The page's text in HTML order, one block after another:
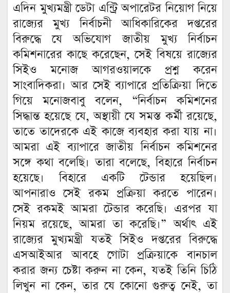
এদিন মুখ্যমন্ত্রী ডেটা এন্ট্রি অপারেটর নিয়োগ নিয়ে
রাজ্যের মুখ্য নির্বাচনী আধিকারিকের দপ্তরের
বিরুদ্ধে যে অভিযোগ জাতীয় মুখ্য নির্বাচন
কমিশনারের কাছে করেছেন, সেই বিষয়ে রাজ্যের
সিইও মনোজ আগরওয়ালকে প্রশ্ন করেন
সাংবাদিকরা। আর সেই ব্যাপারে প্রতিক্রিয়া দিতে
গিয়ে মনোজবাবু বলেন, “নির্বাচন কমিশনের
সিদ্ধান্ত হয়েছে যে, অস্থায়ী যে সমস্ত কর্মী রয়েছে,
তাতে তাদেরকে এই কাজে ব্যবহার করা যায় না।
আমরা এই ব্যাপারে জাতীয় নির্বাচন কমিশনের
সঙ্গে কথা বলেছি। তারা বলেছে, বিহারে নির্বাচন
হয়েছে। বিহারে একটি টেন্ডার হয়েছিল।
আপনারাও সেই রকম প্রক্রিয়া করতে পারেন।
সেই রকমই আমরা টেন্ডার করেছি। এরপর যা
নিয়ম রয়েছে, আমরা তা করেছি।” অর্থাৎ এই
রাজ্যের মুখ্যমন্ত্রী যতই সিইও দপ্তরের বিরুদ্ধে
এসআইআর আবহে গোটা প্রক্রিয়াকে বানচাল
করার জন্য চেষ্টা করুন না কেন, যতই তিনি চিঠি
লিখুন না কেন, তার যে কোনো গুরুত্ব নেই, তা